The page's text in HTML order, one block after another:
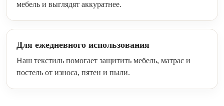
мебель и выглядят аккуратнее.
Для ежедневного использования
Наш текстиль помогает защитить мебель, матрас и
постель от износа, пятен и пыли.